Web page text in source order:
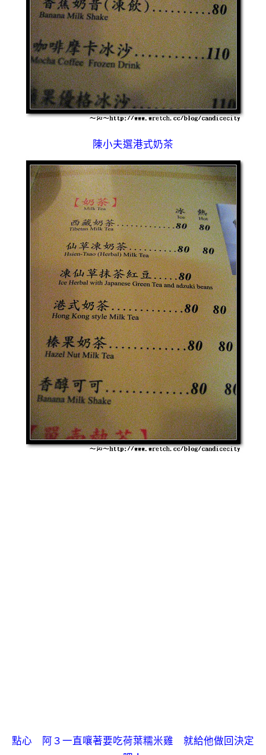
陳小夫選港式奶茶
點心 阿３一直嚷著要吃荷葉糯米雞 就給他做回決定